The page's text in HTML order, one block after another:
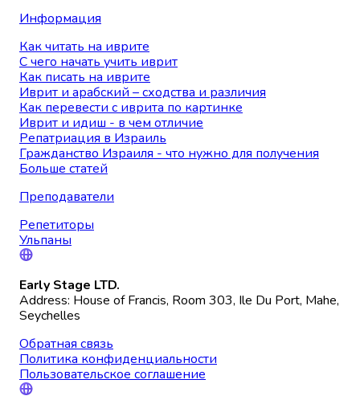
Информация
Как читать на иврите
С чего начать учить иврит
Как писать на иврите
Иврит и арабский – сходства и различия
Как перевести с иврита по картинке
Иврит и идиш - в чем отличие
Репатриация в Израиль
Гражданство Израиля - что нужно для получения
Больше статей
Преподаватели
Репетиторы
Ульпаны
Early Stage LTD.
Address: House of Francis, Room 303, Ile Du Port, Mahe,
Seychelles
Обратная связь
Политика конфиденциальности
Пользовательское соглашение